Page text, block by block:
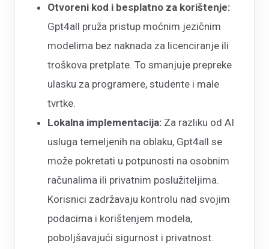
Otvoreni kod i besplatno za korištenje:
Gpt4all pruža pristup moćnim jezičnim
modelima bez naknada za licenciranje ili
troškova pretplate. To smanjuje prepreke
ulasku za programere, studente i male
tvrtke.
Lokalna implementacija: Za razliku od AI
usluga temeljenih na oblaku, Gpt4all se
može pokretati u potpunosti na osobnim
računalima ili privatnim poslužiteljima.
Korisnici zadržavaju kontrolu nad svojim
podacima i korištenjem modela,
poboljšavajući sigurnost i privatnost.